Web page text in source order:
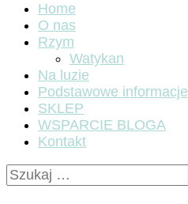
Home
O nas
Rzym
Watykan
Na luzie
Podstawowe informacje
SKLEP
WSPARCIE BLOGA
Kontakt
Szukaj: